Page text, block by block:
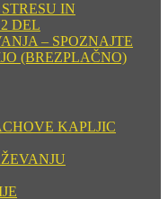
IN
DEL
– SPOZNAJTE
(BREZPLAČNO)
KAPLJIC